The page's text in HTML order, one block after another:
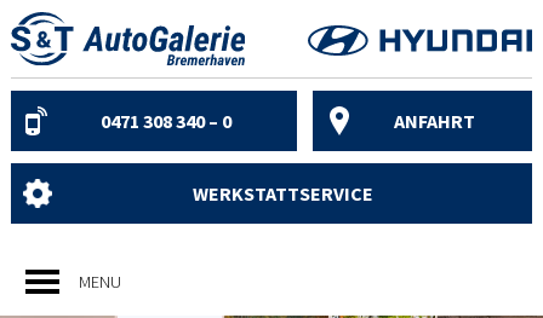
Skip
to
content
0471 308 340 – 0 ANFAHRT
WERKSTATTSERVICE
MENU